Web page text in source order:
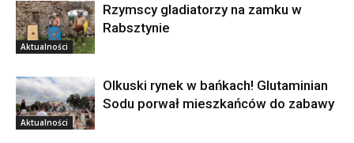
Aktualności
Rzymscy gladiatorzy na zamku w
Rabsztynie
Aktualności
Olkuski rynek w bańkach! Glutaminian
Sodu porwał mieszkańców do zabawy